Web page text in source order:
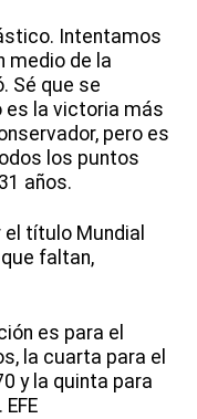
Intentamos
medio de la
Sé que se
es la victoria más
pero es
los puntos
años.
título Mundial
faltan,
es para el
la cuarta para el
y la quinta para